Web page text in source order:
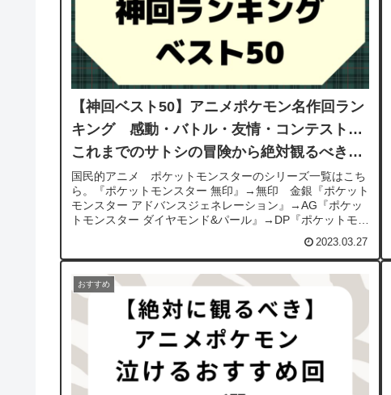
【神回ベスト50】アニメポケモン名作回ラン
キング 感動・バトル・友情・コンテスト…
これまでのサトシの冒険から絶対観るべき50
話を選出
国民的アニメ ポケットモンスターのシリーズ一覧はこち
ら。『ポケットモンスター 無印』→無印 金銀『ポケット
モンスター アドバンスジェネレーション』→AG『ポケッ
トモンスター ダイヤモンド&パール』→DP『ポケットモン
2023.03.27
おすすめ